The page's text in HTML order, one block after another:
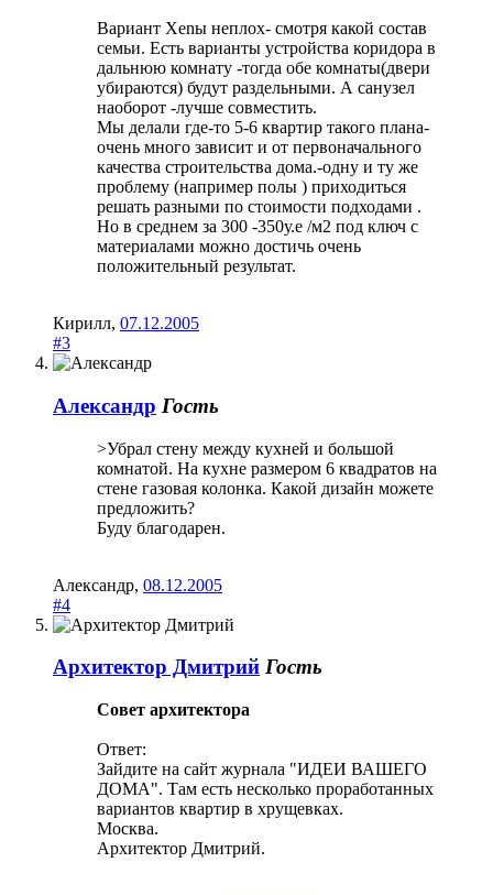
Вариант Xenы неплох- смотря какой состав
семьи. Есть варианты устройства коридора в
дальнюю комнату -тогда обе комнаты(двери
убираются) будут раздельными. А санузел
наоборот -лучше совместить.
Мы делали где-то 5-6 квартир такого плана-
очень много зависит и от первоначального
качества строительства дома.-одну и ту же
проблему (например полы ) приходиться
решать разными по стоимости подходами .
Но в среднем за 300 -350у.е /м2 под ключ с
материалами можно достичь очень
положительный результат.
Кирилл, 07.12.2005
#3
Александр Гость
>Убрал стену между кухней и большой
комнатой. На кухне размером 6 квадратов на
стене газовая колонка. Какой дизайн можете
предложить?
Буду благодарен.
Александр, 08.12.2005
#4
Архитектор Дмитрий Гость
Совет архитектора
Ответ:
Зайдите на сайт журнала "ИДЕИ ВАШЕГО
ДОМА". Там есть несколько проработанных
вариантов квартир в хрущевках.
Москва.
Архитектор Дмитрий.